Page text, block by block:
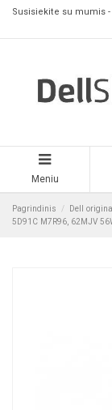
Susisiekite su mumis
Meniu
Pagrindinis
Dell
5D91C M7R96, 62MJV